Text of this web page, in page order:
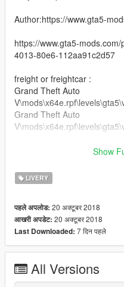
Author:https://www.gta5-
https://www.gta5-
4013-80e6-112aa91c2d57
freight or freightcar :
Grand Theft Auto
Grand Theft Auto
Show
LIVERY
पहले अपलोड: 20 अक्टूबर 2018
आखरी अपडेट: 20 अक्टूबर 2018
Last Downloaded: 7 दिन पहले
All Versions